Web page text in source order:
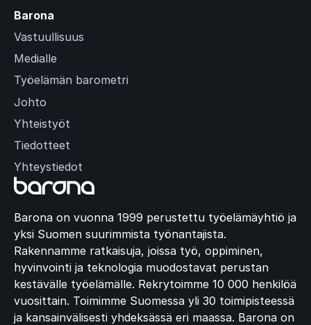
Barona on vuonna 1999 perustettu työelämäyhtiö ja
yksi Suomen suurimmista työnantajista.
Rakennamme ratkaisuja, joissa työ, oppiminen,
hyvinvointi ja teknologia muodostavat perustan
kestävälle työelämälle. Rekrytoimme 10 000 henkilöä
vuosittain. Toimimme Suomessa yli 30 toimipisteessä
ja kansainvälisesti yhdeksässä eri maassa. Barona on
Barona
Vastuullisuus
Medialle
Työelämän barometri
Johto
Yhteistyöt
Tiedotteet
Yhteystiedot